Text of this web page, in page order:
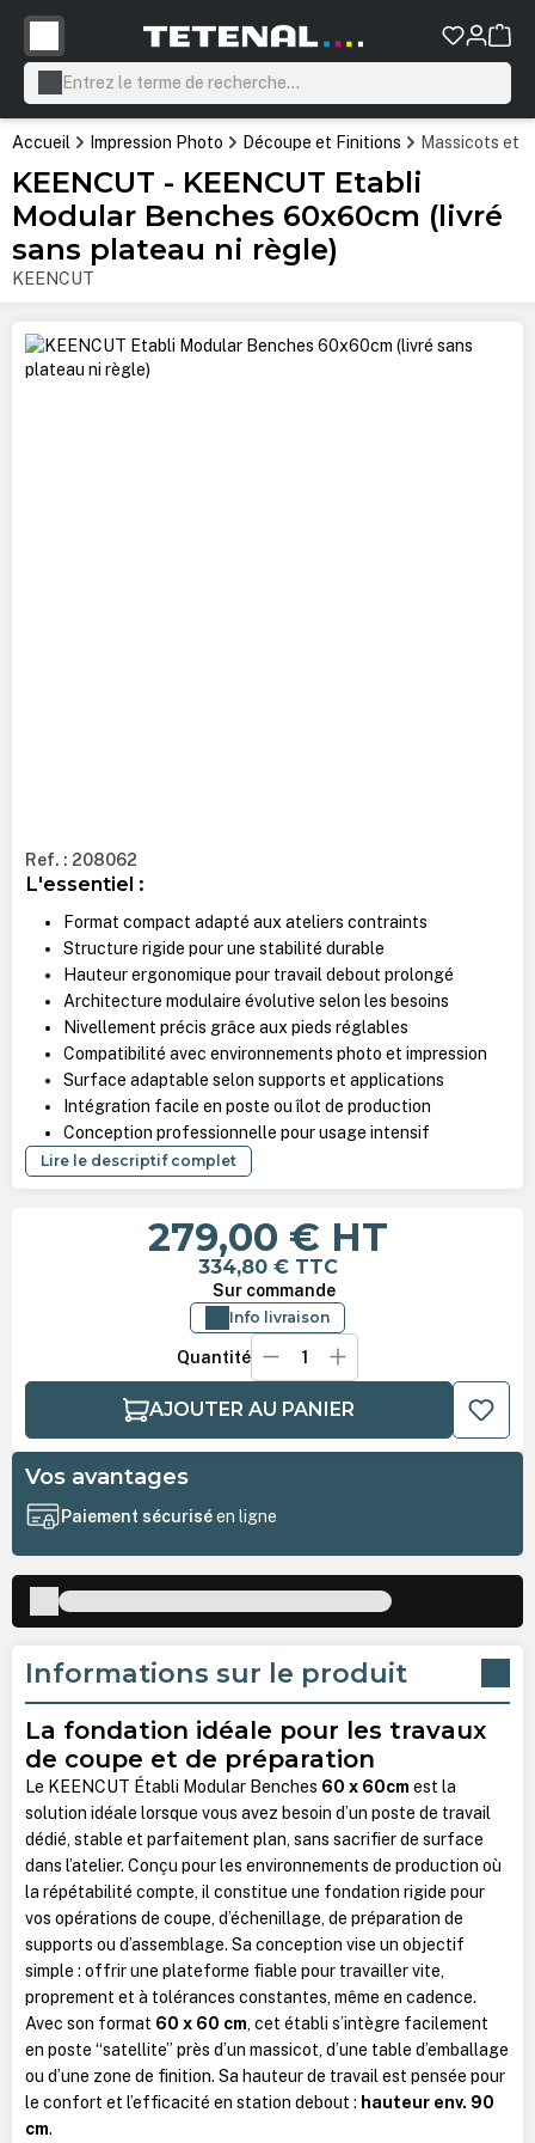
principal
Accueil Impression Photo Découpe et Finitions Massicots et
KEENCUT - KEENCUT Etabli
Modular Benches 60x60cm (livré
sans plateau ni règle)
KEENCUT
Ignorer la galerie d'images
Ref. : 208062
L'essentiel :
Format compact adapté aux ateliers contraints
Structure rigide pour une stabilité durable
Hauteur ergonomique pour travail debout prolongé
Architecture modulaire évolutive selon les besoins
Nivellement précis grâce aux pieds réglables
Compatibilité avec environnements photo et impression
Surface adaptable selon supports et applications
Intégration facile en poste ou îlot de production
Conception professionnelle pour usage intensif
Lire le descriptif complet
279,00 € HT
334,80 € TTC
Sur commande
Info livraison
Quantité
AJOUTER AU PANIER
Vos avantages
Paiement sécuriséen ligne
Informations sur le produit
La fondation idéale pour les travaux
de coupe et de préparation
Le KEENCUT Établi Modular Benches 60 x 60cm est la
solution idéale lorsque vous avez besoin d’un poste de travail
dédié, stable et parfaitement plan, sans sacrifier de surface
dans l’atelier. Conçu pour les environnements de production où
la répétabilité compte, il constitue une fondation rigide pour
vos opérations de coupe, d’échenillage, de préparation de
supports ou d’assemblage. Sa conception vise un objectif
simple : offrir une plateforme fiable pour travailler vite,
proprement et à tolérances constantes, même en cadence.
Avec son format 60 x 60 cm, cet établi s’intègre facilement
en poste “satellite” près d’un massicot, d’une table d’emballage
ou d’une zone de finition. Sa hauteur de travail est pensée pour
le confort et l’efficacité en station debout : hauteur env. 90
cm.